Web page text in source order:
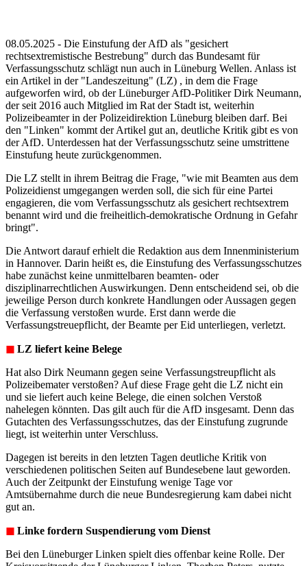
08.05.2025 - Die Einstufung der AfD als "gesichert
rechtsextremistische Bestrebung" durch das Bundesamt für
Verfassungsschutz schlägt nun auch in Lüneburg Wellen. Anlass ist
ein Artikel in der "Landeszeitung" (LZ) , in dem die Frage
aufgeworfen wird, ob der Lüneburger AfD-Politiker Dirk Neumann,
der seit 2016 auch Mitglied im Rat der Stadt ist, weiterhin
Polizeibeamter in der Polizeidirektion Lüneburg bleiben darf. Bei
den "Linken" kommt der Artikel gut an, deutliche Kritik gibt es von
der AfD. Unterdessen hat der Verfassungsschutz seine umstrittene
Einstufung heute zurückgenommen.
Die LZ stellt in ihrem Beitrag die Frage, "wie mit Beamten aus dem
Polizeidienst umgegangen werden soll, die sich für eine Partei
engagieren, die vom Verfassungsschutz als gesichert rechtsextrem
benannt wird und die freiheitlich-demokratische Ordnung in Gefahr
bringt".
Die Antwort darauf erhielt die Redaktion aus dem Innenministerium
in Hannover. Darin heißt es, die Einstufung des Verfassungsschutzes
habe zunächst keine unmittelbaren beamten- oder
disziplinarrechtlichen Auswirkungen. Denn entscheidend sei, ob die
jeweilige Person durch konkrete Handlungen oder Aussagen gegen
die Verfassung verstoßen wurde. Erst dann werde die
Verfassungstreuepflicht, der Beamte per Eid unterliegen, verletzt.
◼︎ LZ liefert keine Belege
Hat also Dirk Neumann gegen seine Verfassungstreupflicht als
Polizeibemater verstoßen? Auf diese Frage geht die LZ nicht ein
und sie liefert auch keine Belege, die einen solchen Verstoß
nahelegen könnten. Das gilt auch für die AfD insgesamt. Denn das
Gutachten des Verfassungsschutzes, das der Einstufung zugrunde
liegt, ist weiterhin unter Verschluss.
Dagegen ist bereits in den letzten Tagen deutliche Kritik von
verschiedenen politischen Seiten auf Bundesebene laut geworden.
Auch der Zeitpunkt der Einstufung wenige Tage vor
Amtsübernahme durch die neue Bundesregierung kam dabei nicht
gut an.
◼︎ Linke fordern Suspendierung vom Dienst
Bei den Lüneburger Linken spielt dies offenbar keine Rolle. Der